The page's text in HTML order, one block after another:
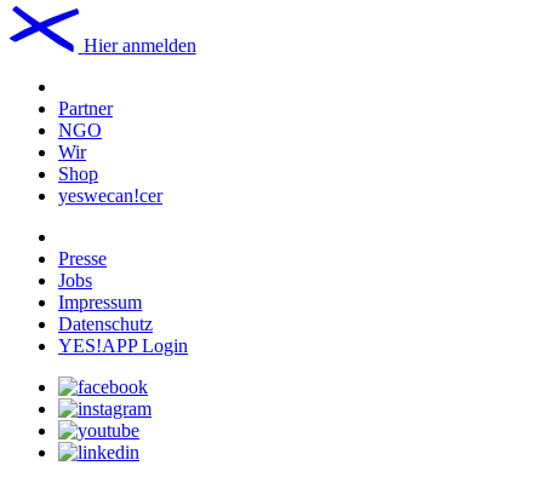
Hier anmelden
Partner
NGO
Wir
Shop
yeswecan!cer
Presse
Jobs
Impressum
Datenschutz
YES!APP Login